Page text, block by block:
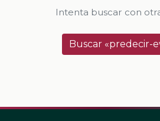
Intenta buscar con
Buscar «predecir-